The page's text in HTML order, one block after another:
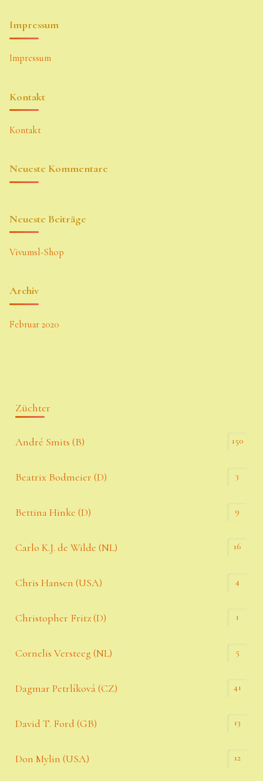
Impressum
Impressum
Kontakt
Kontakt
Neueste Kommentare
Neueste Beiträge
Vivumsl-Shop
Archiv
Februar 2020
Züchter
André Smits (B) 150
Beatrix Bodmeier (D) 3
Bettina Hinke (D) 9
Carlo K.J. de Wilde (NL) 16
Chris Hansen (USA) 4
Christopher Fritz (D) 1
Cornelis Versteeg (NL) 5
Dagmar Petrlíková (CZ) 41
David T. Ford (GB) 13
Don Mylin (USA) 12